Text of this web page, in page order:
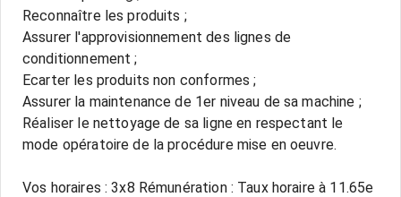
Reconnaître les produits ;
Assurer l'approvisionnement des lignes de
conditionnement ;
Ecarter les produits non conformes ;
Assurer la maintenance de 1er niveau de sa machine ;
Réaliser le nettoyage de sa ligne en respectant le
mode opératoire de la procédure mise en oeuvre.
Vos horaires : 3x8 Rémunération : Taux horaire à 11.65e